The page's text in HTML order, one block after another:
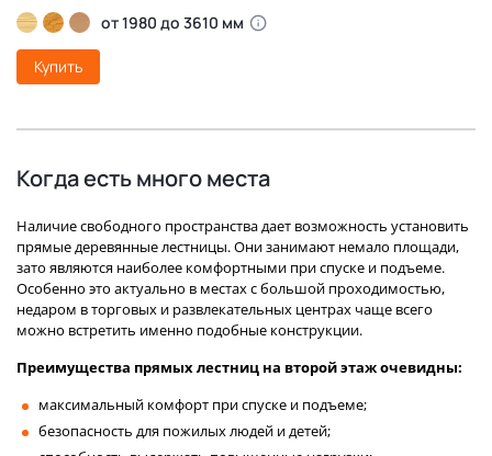
от 1980 до 3610 мм
Купить
Когда есть много места
Наличие свободного пространства дает возможность установить
прямые деревянные лестницы. Они занимают немало площади,
зато являются наиболее комфортными при спуске и подъеме.
Особенно это актуально в местах с большой проходимостью,
недаром в торговых и развлекательных центрах чаще всего
можно встретить именно подобные конструкции.
Преимущества прямых лестниц на второй этаж очевидны:
максимальный комфорт при спуске и подъеме;
безопасность для пожилых людей и детей;